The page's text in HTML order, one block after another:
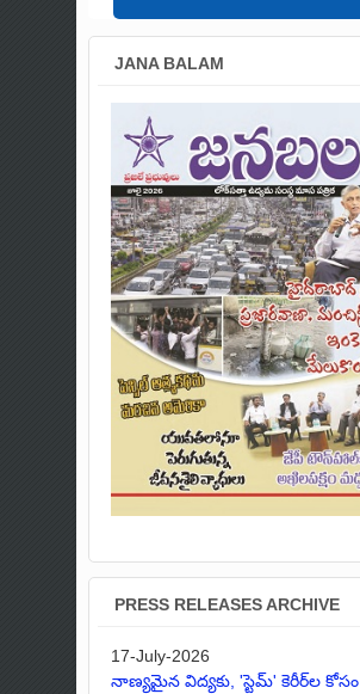
JANA BALAM
PRESS RELEASES ARCHIVE
17-July-2026
నాణ్యమైన విద్యకు, 'స్టెమ్' కెరీర్‌ల కోసం